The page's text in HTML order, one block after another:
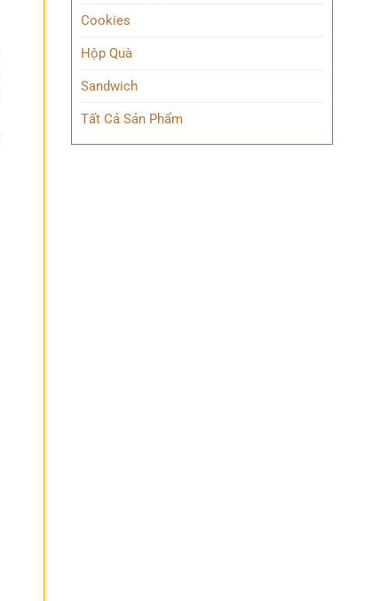
Cookies
Hộp Quà
Sandwich
Tất Cả Sản Phẩm